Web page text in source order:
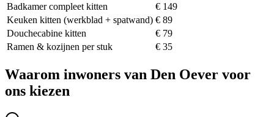
Badkamer compleet kitten
€ 149
Keuken kitten (werkblad + spatwand) € 89
Douchecabine kitten
€ 79
Ramen & kozijnen per stuk
€ 35
Waarom inwoners van Den Oever voor
ons kiezen